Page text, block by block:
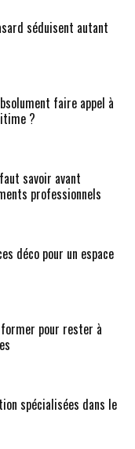
séduisent autant
faire appel à
?
savoir avant
professionnels
déco pour un espace
pour rester à
spécialisées dans le